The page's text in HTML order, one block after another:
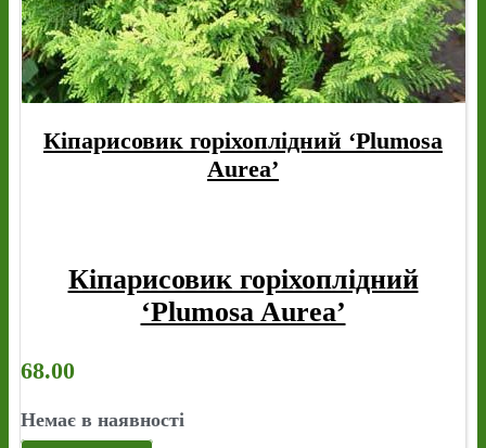
Кіпарисовик горіхоплідний ‘Plumosa
Aurea’
Кіпарисовик горіхоплідний
‘Plumosa Aurea’
68.00
Немає в наявності